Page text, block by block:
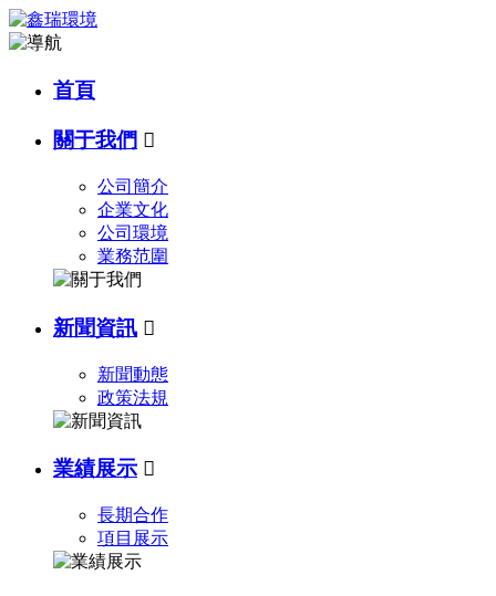
首頁
關于我們 
公司簡介
企業文化
公司環境
業務范圍
新聞資訊 
新聞動態
政策法規
業績展示 
長期合作
項目展示